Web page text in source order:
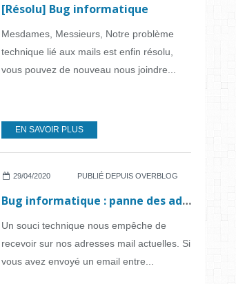
[Résolu] Bug informatique
Mesdames, Messieurs, Notre problème
technique lié aux mails est enfin résolu,
vous pouvez de nouveau nous joindre...
EN SAVOIR PLUS
29/04/2020 PUBLIÉ DEPUIS OVERBLOG
Bug informatique : panne des adresses mail
Un souci technique nous empêche de
recevoir sur nos adresses mail actuelles. Si
vous avez envoyé un email entre...